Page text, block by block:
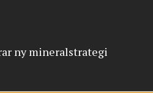
ny mineralstrategi